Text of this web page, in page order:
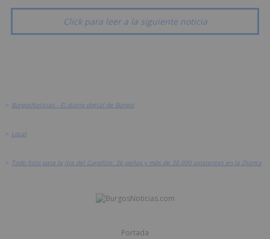
Click para leer a la siguiente noticia
> BurgosNoticias - El diario digital de Burgos
> Local
> Todo listo para la jira del Curpillos: 36 peñas y más de 30.000 asistentes en la Quinta
Portada